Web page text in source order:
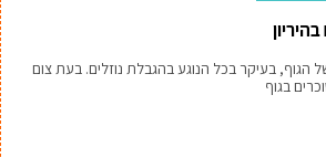
הגוף, בעיקר בכל הנוגע בהגבלת נוזלים. בעת צום
בגוף